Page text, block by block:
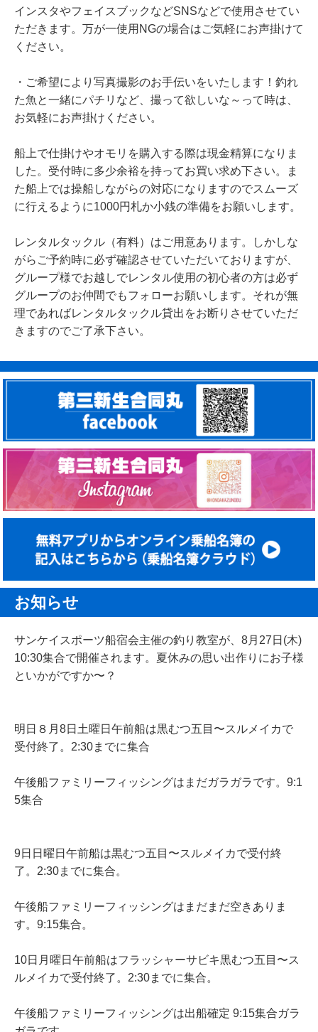
インスタやフェイスブックなどSNSなどで使用させてい
ただきます。万が一使用NGの場合はご気軽にお声掛けて
ください。
・ご希望により写真撮影のお手伝いをいたします！釣れ
た魚と一緒にパチリなど、撮って欲しいな～って時は、
お気軽にお声掛けください。
船上で仕掛けやオモリを購入する際は現金精算になりま
した。受付時に多少余裕を持ってお買い求め下さい。ま
た船上では操船しながらの対応になりますのでスムーズ
に行えるように1000円札か小銭の準備をお願いします。
レンタルタックル（有料）はご用意あります。しかしな
がらご予約時に必ず確認させていただいておりますが、
グループ様でお越しでレンタル使用の初心者の方は必ず
グループのお仲間でもフォローお願いします。それが無
理であればレンタルタックル貸出をお断りさせていただ
きますのでご了承下さい。
お知らせ
サンケイスポーツ船宿会主催の釣り教室が、8月27日(木)
10:30集合で開催されます。夏休みの思い出作りにお子様
といかがですか〜？
明日 ８月 8日土曜日午前船は黒むつ五目〜スルメイカで
受付終了。2:30までに集合
午後船ファミリーフィッシングはまだガラガラです。9:1
5集合
9日日曜日午前船は黒むつ五目〜スルメイカで受付終
了。2:30までに集合。
午後船ファミリーフィッシングはまだまだ空きありま
す。9:15集合。
10日月曜日午前船はフラッシャーサビキ黒むつ五目〜ス
ルメイカで受付終了。2:30までに集合。
午後船ファミリーフィッシングは出船確定 9:15集合ガラ